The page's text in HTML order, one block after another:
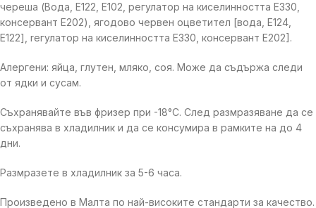
череша (Вода, E122, E102, регулатор на киселинността E330,
консервант E202), ягодово червен оцветител [вода, E124,
E122], rегулатор на киселинността Е330, консервант Е202].
Алергени: яйца, глутен, мляко, соя. Може да съдържа следи
от ядки и сусам.
Съхранявайте във фризер при -18°C. След размразяване да се
съхранява в хладилник и да се консумира в рамките на до 4
дни.
Размразете в хладилник за 5-6 часа.
Произведено в Малта по най-високите стандарти за качество.